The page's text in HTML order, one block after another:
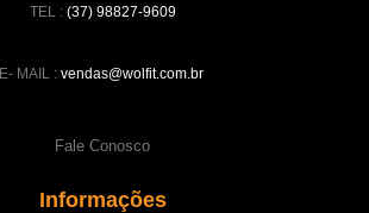
TEL : (37) 98827-9609
E- MAIL : vendas@wolfit.com.br
Fale Conosco
Informações